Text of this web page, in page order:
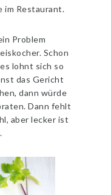
im Restaurant.
Problem
Schon
lohnt sich so
das Gericht
dann würde
Dann fehlt
aber lecker ist